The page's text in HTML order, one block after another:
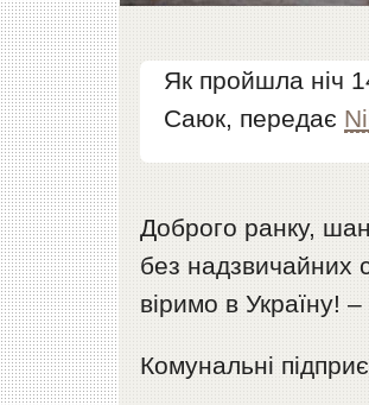
Як пройшла ніч
Саюк, передає
Доброго ранку,
без надзвичайних
віримо в Україну!
Комунальні